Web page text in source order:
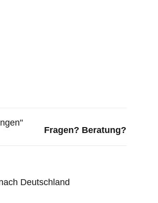
Fragen? Beratung?
Deutschland